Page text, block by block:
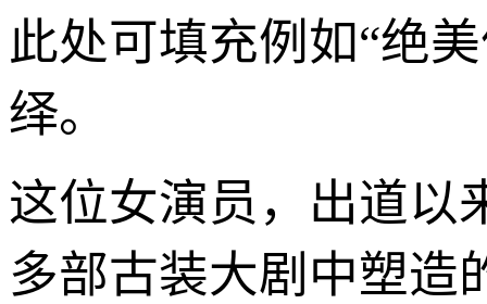
此处可填充例如“绝
绎。
这位女演员，出道以
多部古装大剧中塑造